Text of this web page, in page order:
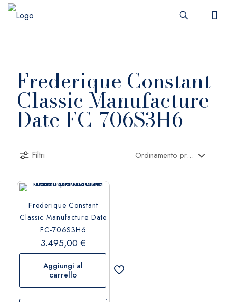
Frederique Constant
Classic Manufacture
Date FC-706S3H6
Filtri
Frederique Constant
Classic Manufacture Date
FC-706S3H6
3.495,00€
Aggiungi al
carrello